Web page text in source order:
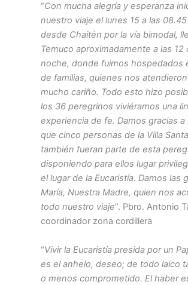
“Con mucha alegría y esperanza
nuestro viaje el lunes 15 a las
desde Chaitén por la vía bimodal,
Temuco aproximadamente a las 12
noche, donde fuimos hospedados
de familias, quienes nos
mucho cariño. Todo esto hizo
los 36 peregrinos viviéramos una
experiencia de fe. Damos gracias a
que cinco personas de la Villa
también fueran parte de esta
disponiendo para ellos lugar
el lugar de la Eucaristía. Damos las
María, Nuestra Madre, quien nos
todo nuestro viaje”. Pbro. Antonio
coordinador zona cordillera
“Vivir la Eucaristía presida por un
es el anhelo, deseo; de todo laico
o menos comprometido. El haber